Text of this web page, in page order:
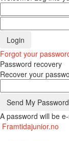
Forgot your
Password recovery
Recover your
A password will be
Framtidajunior.no